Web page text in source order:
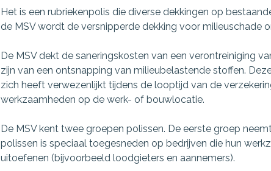
Het is een rubriekenpolis die diverse dekkingen op
de MSV wordt de versnipperde dekking voor milieuschade
De MSV dekt de saneringskosten van een verontreiniging
zijn van een ontsnapping van milieubelastende stoffen.
zich heeft verwezenlijkt tijdens de looptijd van de
werkzaamheden op de werk- of bouwlocatie.
De MSV kent twee groepen polissen. De eerste groep
polissen is speciaal toegesneden op bedrijven die hun
uitoefenen (bijvoorbeeld loodgieters en aannemers).